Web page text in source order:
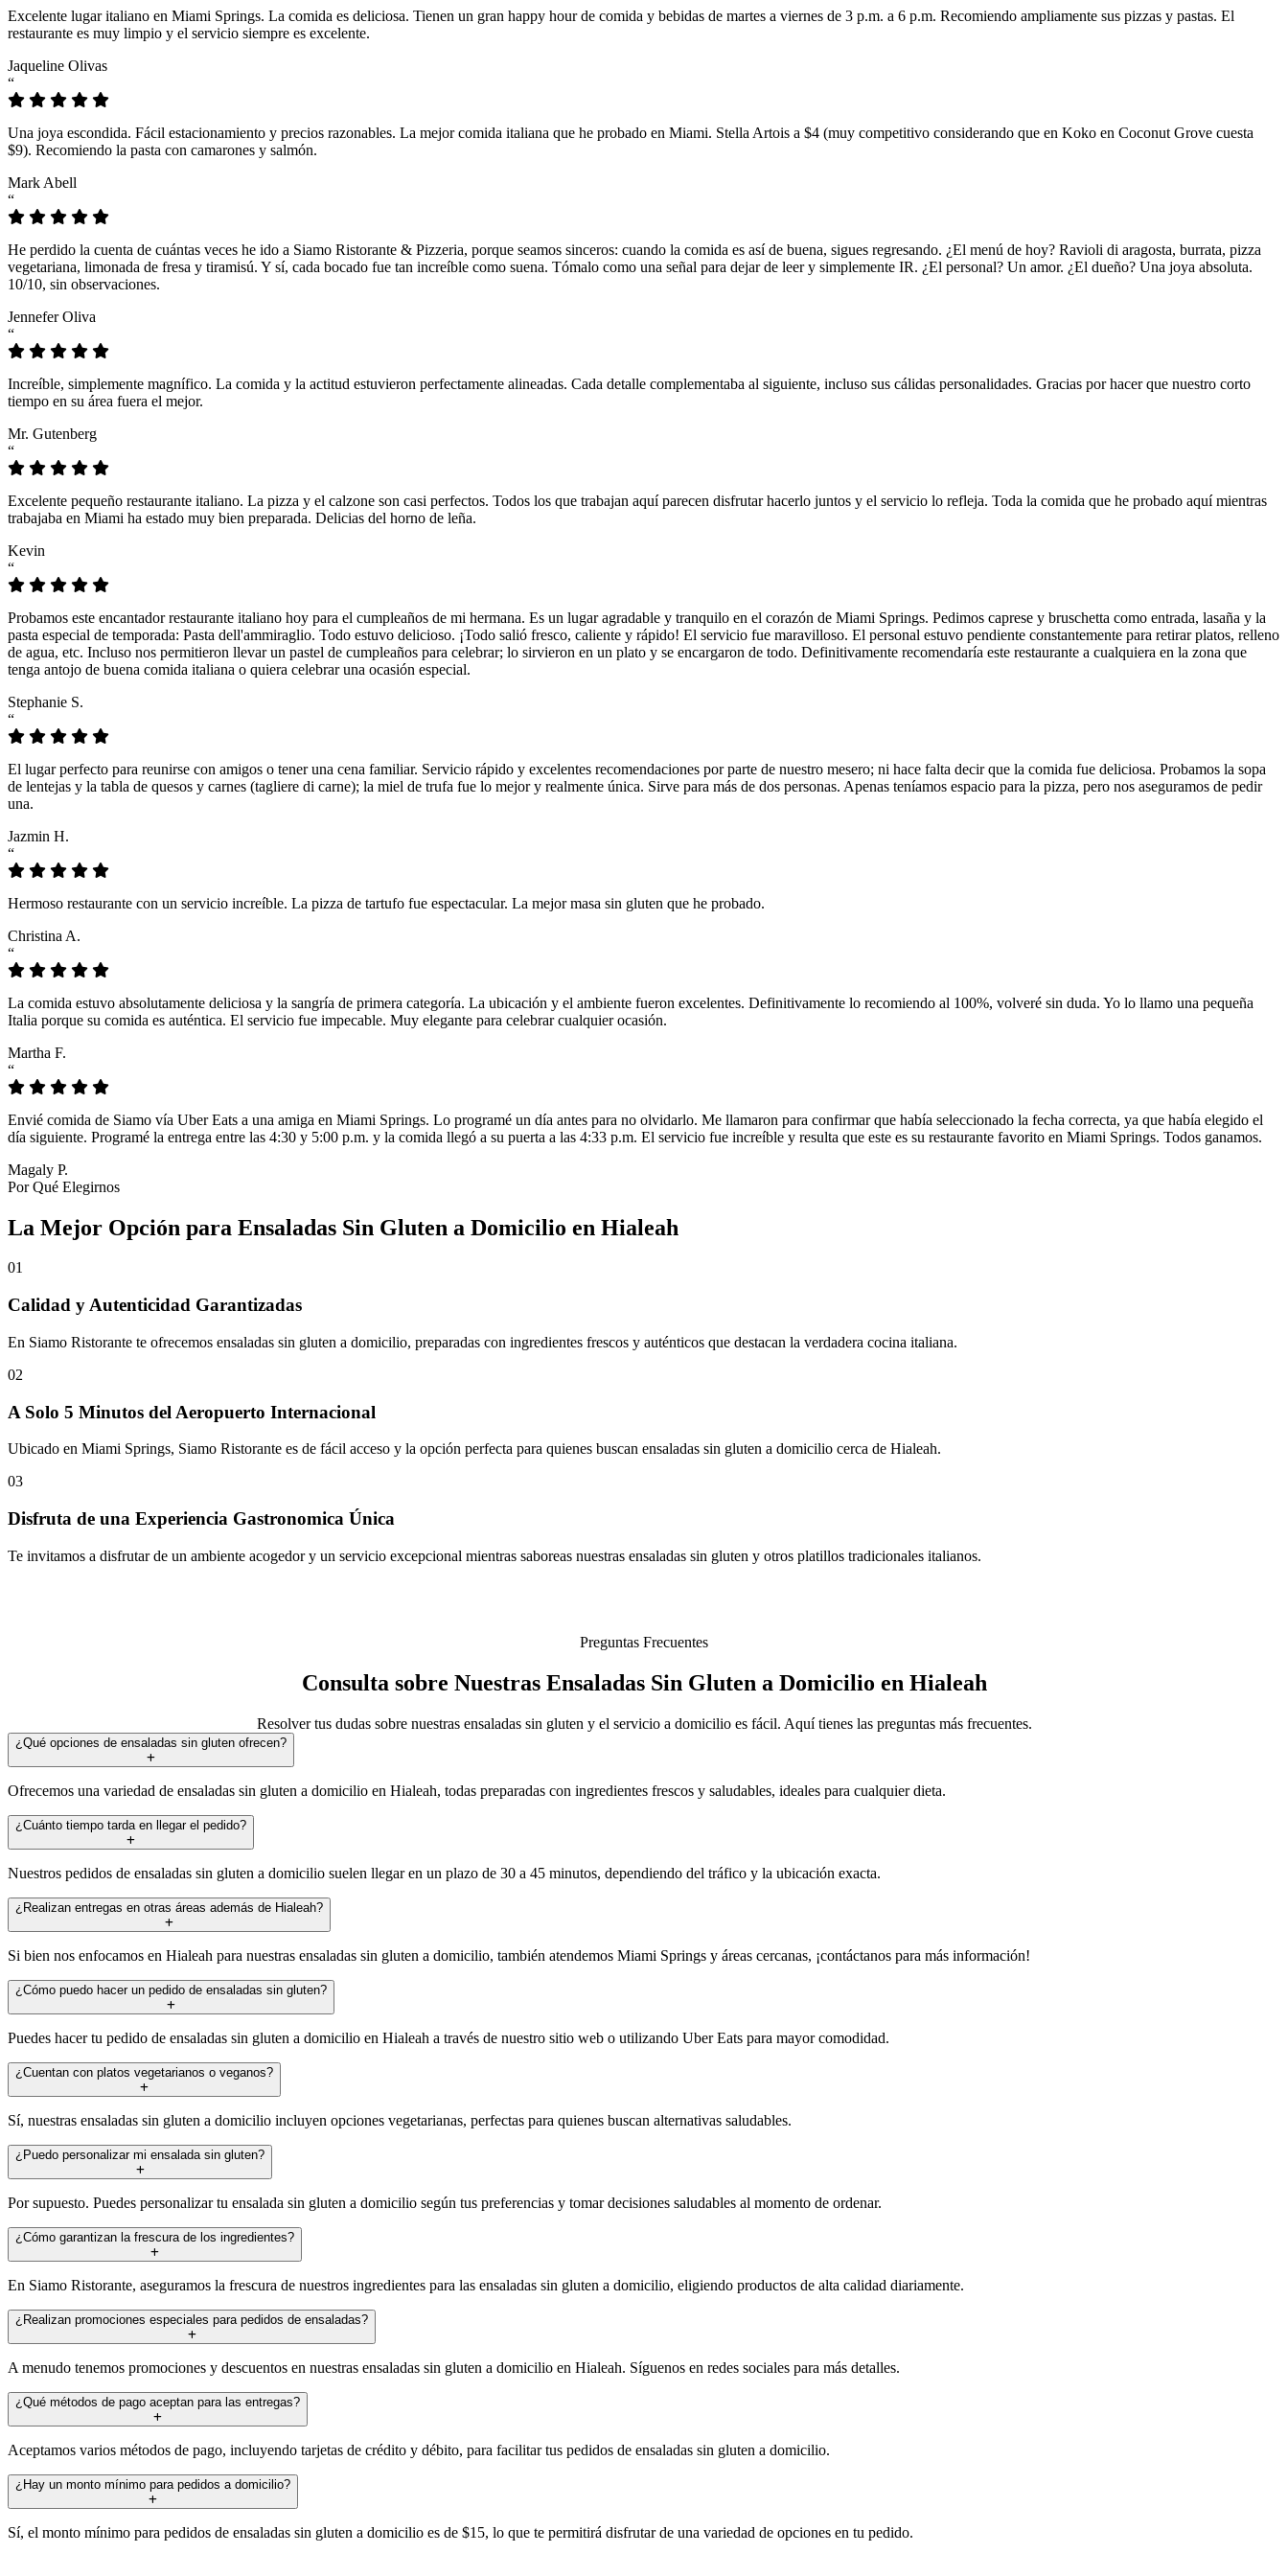
Excelente lugar italiano en Miami Springs. La comida es deliciosa. Tienen un gran happy hour de comida y bebidas de martes a viernes de 3 p.m. a 6 p.m. Recomiendo ampliamente sus pizzas y pastas. El
restaurante es muy limpio y el servicio siempre es excelente.
Jaqueline Olivas
“
Una joya escondida. Fácil estacionamiento y precios razonables. La mejor comida italiana que he probado en Miami. Stella Artois a $4 (muy competitivo considerando que en Koko en Coconut Grove cuesta
$9). Recomiendo la pasta con camarones y salmón.
Mark Abell
“
He perdido la cuenta de cuántas veces he ido a Siamo Ristorante & Pizzeria, porque seamos sinceros: cuando la comida es así de buena, sigues regresando. ¿El menú de hoy? Ravioli di aragosta, burrata, pizza
vegetariana, limonada de fresa y tiramisú. Y sí, cada bocado fue tan increíble como suena. Tómalo como una señal para dejar de leer y simplemente IR. ¿El personal? Un amor. ¿El dueño? Una joya absoluta.
10/10, sin observaciones.
Jennefer Oliva
“
Increíble, simplemente magnífico. La comida y la actitud estuvieron perfectamente alineadas. Cada detalle complementaba al siguiente, incluso sus cálidas personalidades. Gracias por hacer que nuestro corto
tiempo en su área fuera el mejor.
Mr. Gutenberg
“
Excelente pequeño restaurante italiano. La pizza y el calzone son casi perfectos. Todos los que trabajan aquí parecen disfrutar hacerlo juntos y el servicio lo refleja. Toda la comida que he probado aquí mientras
trabajaba en Miami ha estado muy bien preparada. Delicias del horno de leña.
Kevin
“
Probamos este encantador restaurante italiano hoy para el cumpleaños de mi hermana. Es un lugar agradable y tranquilo en el corazón de Miami Springs. Pedimos caprese y bruschetta como entrada, lasaña y la
pasta especial de temporada: Pasta dell'ammiraglio. Todo estuvo delicioso. ¡Todo salió fresco, caliente y rápido! El servicio fue maravilloso. El personal estuvo pendiente constantemente para retirar platos, relleno
de agua, etc. Incluso nos permitieron llevar un pastel de cumpleaños para celebrar; lo sirvieron en un plato y se encargaron de todo. Definitivamente recomendaría este restaurante a cualquiera en la zona que
tenga antojo de buena comida italiana o quiera celebrar una ocasión especial.
Stephanie S.
“
El lugar perfecto para reunirse con amigos o tener una cena familiar. Servicio rápido y excelentes recomendaciones por parte de nuestro mesero; ni hace falta decir que la comida fue deliciosa. Probamos la sopa
de lentejas y la tabla de quesos y carnes (tagliere di carne); la miel de trufa fue lo mejor y realmente única. Sirve para más de dos personas. Apenas teníamos espacio para la pizza, pero nos aseguramos de pedir
una.
Jazmin H.
“
Hermoso restaurante con un servicio increíble. La pizza de tartufo fue espectacular. La mejor masa sin gluten que he probado.
Christina A.
“
La comida estuvo absolutamente deliciosa y la sangría de primera categoría. La ubicación y el ambiente fueron excelentes. Definitivamente lo recomiendo al 100%, volveré sin duda. Yo lo llamo una pequeña
Italia porque su comida es auténtica. El servicio fue impecable. Muy elegante para celebrar cualquier ocasión.
Martha F.
“
Envié comida de Siamo vía Uber Eats a una amiga en Miami Springs. Lo programé un día antes para no olvidarlo. Me llamaron para confirmar que había seleccionado la fecha correcta, ya que había elegido el
día siguiente. Programé la entrega entre las 4:30 y 5:00 p.m. y la comida llegó a su puerta a las 4:33 p.m. El servicio fue increíble y resulta que este es su restaurante favorito en Miami Springs. Todos ganamos.
Magaly P.
Por Qué Elegirnos
La Mejor Opción para Ensaladas Sin Gluten a Domicilio en Hialeah
01
Calidad y Autenticidad Garantizadas
En Siamo Ristorante te ofrecemos ensaladas sin gluten a domicilio, preparadas con ingredientes frescos y auténticos que destacan la verdadera cocina italiana.
02
A Solo 5 Minutos del Aeropuerto Internacional
Ubicado en Miami Springs, Siamo Ristorante es de fácil acceso y la opción perfecta para quienes buscan ensaladas sin gluten a domicilio cerca de Hialeah.
03
Disfruta de una Experiencia Gastronomica Única
Te invitamos a disfrutar de un ambiente acogedor y un servicio excepcional mientras saboreas nuestras ensaladas sin gluten y otros platillos tradicionales italianos.
Preguntas Frecuentes
Consulta sobre Nuestras Ensaladas Sin Gluten a Domicilio en Hialeah
Resolver tus dudas sobre nuestras ensaladas sin gluten y el servicio a domicilio es fácil. Aquí tienes las preguntas más frecuentes.
¿Qué opciones de ensaladas sin gluten ofrecen?
Ofrecemos una variedad de ensaladas sin gluten a domicilio en Hialeah, todas preparadas con ingredientes frescos y saludables, ideales para cualquier dieta.
¿Cuánto tiempo tarda en llegar el pedido?
Nuestros pedidos de ensaladas sin gluten a domicilio suelen llegar en un plazo de 30 a 45 minutos, dependiendo del tráfico y la ubicación exacta.
¿Realizan entregas en otras áreas además de Hialeah?
Si bien nos enfocamos en Hialeah para nuestras ensaladas sin gluten a domicilio, también atendemos Miami Springs y áreas cercanas, ¡contáctanos para más información!
¿Cómo puedo hacer un pedido de ensaladas sin gluten?
Puedes hacer tu pedido de ensaladas sin gluten a domicilio en Hialeah a través de nuestro sitio web o utilizando Uber Eats para mayor comodidad.
¿Cuentan con platos vegetarianos o veganos?
Sí, nuestras ensaladas sin gluten a domicilio incluyen opciones vegetarianas, perfectas para quienes buscan alternativas saludables.
¿Puedo personalizar mi ensalada sin gluten?
Por supuesto. Puedes personalizar tu ensalada sin gluten a domicilio según tus preferencias y tomar decisiones saludables al momento de ordenar.
¿Cómo garantizan la frescura de los ingredientes?
En Siamo Ristorante, aseguramos la frescura de nuestros ingredientes para las ensaladas sin gluten a domicilio, eligiendo productos de alta calidad diariamente.
¿Realizan promociones especiales para pedidos de ensaladas?
A menudo tenemos promociones y descuentos en nuestras ensaladas sin gluten a domicilio en Hialeah. Síguenos en redes sociales para más detalles.
¿Qué métodos de pago aceptan para las entregas?
Aceptamos varios métodos de pago, incluyendo tarjetas de crédito y débito, para facilitar tus pedidos de ensaladas sin gluten a domicilio.
¿Hay un monto mínimo para pedidos a domicilio?
Sí, el monto mínimo para pedidos de ensaladas sin gluten a domicilio es de $15, lo que te permitirá disfrutar de una variedad de opciones en tu pedido.